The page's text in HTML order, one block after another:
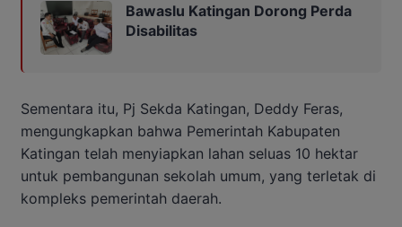
Bawaslu Katingan Dorong Perda
Disabilitas
Sementara itu, Pj Sekda Katingan, Deddy Feras,
mengungkapkan bahwa Pemerintah Kabupaten
Katingan telah menyiapkan lahan seluas 10 hektar
untuk pembangunan sekolah umum, yang terletak di
kompleks pemerintah daerah.